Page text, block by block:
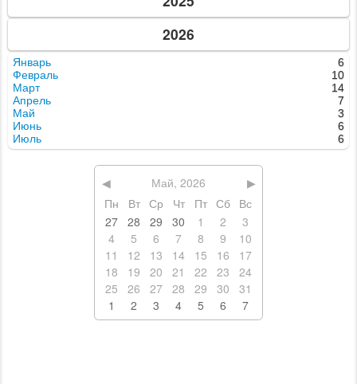
2026
Январь
6
Февраль
10
Март
14
Апрель
7
Май
3
Июнь
6
Июль
6
◀ Май, 2026
▶
Пн
Вт Ср Чт Пт Сб Вс
27 28 29 30 1 2
3
4
5 6 7 8 9
10
11
12 13 14 15 16
17
18
19 20 21 22 23
24
25
26 27 28 29 30
31
1
2 3 4 5 6 7